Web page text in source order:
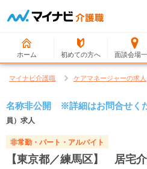
ホーム 初めての方へ 面談会場
マイナビ介護職 ケアマネージャーの求人
名称非公開 ※詳細はお問合せく
員）求人
非常勤・パート・アルバイト
【東京都／練馬区】 居宅